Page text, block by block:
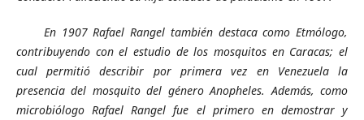
En 1907 Rafael Rangel también destaca como Etmólogo,
contribuyendo con el estudio de los mosquitos en Caracas; el
cual permitió describir por primera vez en Venezuela la
presencia del mosquito del género Anopheles. Además, como
microbiólogo Rafael Rangel fue el primero en demostrar y